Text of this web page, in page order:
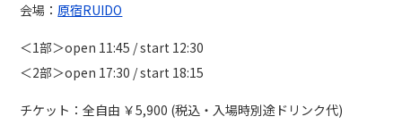
会場：原宿RUIDO
＜1部＞open 11:45 / start 12:30
＜2部＞open 17:30 / start 18:15
チケット：全自由 ￥5,900 (税込・入場時別途ドリンク代)